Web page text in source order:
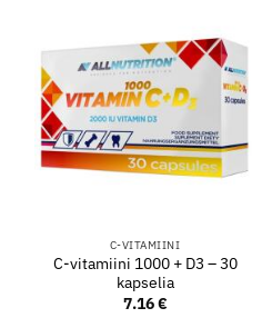
C-VITAMIINI
C-vitamiini 1000 + D3 – 30
kapselia
7.16€